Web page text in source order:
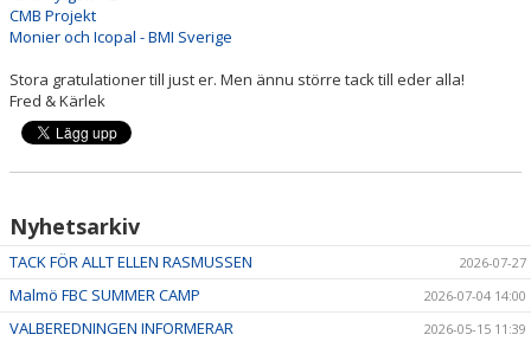
CMB Projekt
Monier och Icopal - BMI Sverige
Stora gratulationer till just er. Men ännu större tack till eder alla!
Fred & Kärlek
Nyhetsarkiv
TACK FÖR ALLT ELLEN RASMUSSEN 2026-07-27
Malmö FBC SUMMER CAMP 2026-07-04 14:00
VALBEREDNINGEN INFORMERAR 2026-05-15 11:39